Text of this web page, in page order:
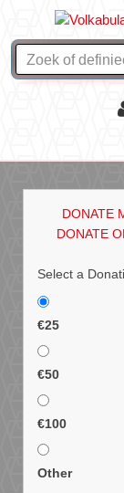
DONATE
DONATE
Select a
€25
€50
€100
Other